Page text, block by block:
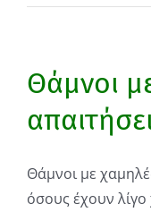
Θάμνοι
Θάμνοι με
όσους έχουν